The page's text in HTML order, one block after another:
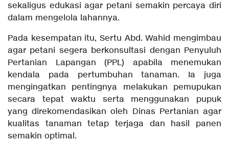
sekaligus edukasi agar petani semakin percaya diri
dalam mengelola lahannya.
Pada kesempatan itu, Sertu Abd. Wahid mengimbau
agar petani segera berkonsultasi dengan Penyuluh
Pertanian Lapangan (PPL) apabila menemukan
kendala pada pertumbuhan tanaman. Ia juga
mengingatkan pentingnya melakukan pemupukan
secara tepat waktu serta menggunakan pupuk
yang direkomendasikan oleh Dinas Pertanian agar
kualitas tanaman tetap terjaga dan hasil panen
semakin optimal.